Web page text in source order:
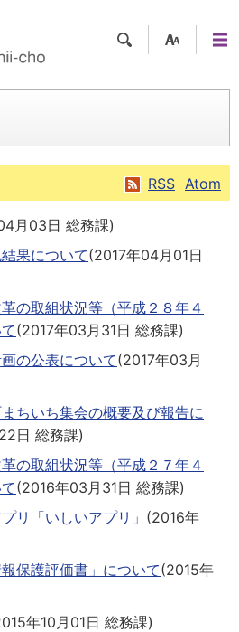
ツー
ュー
RSS Atom
月03日 総務課)
果について(2017年04月01日
の取組状況等（平成２８年４
(2017年03月31日 総務課)
の公表について(2017年03月
ちいち集会の概要及び報告に
日 総務課)
の取組状況等（平成２７年４
(2016年03月31日 総務課)
リ「いしいアプリ」 (2016年
保護評価書」について(2015年
年10月01日 総務課)